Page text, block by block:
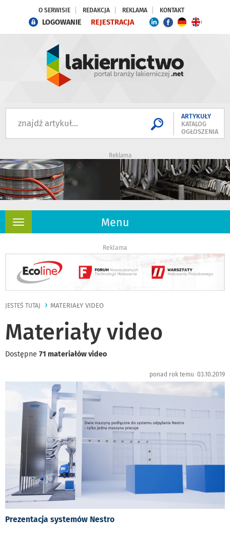
O SERWISIE REDAKCJA REKLAMA KONTAKT
LOGOWANIE REJESTRACJA
ARTYKUŁY
KATALOG
OGŁOSZENIA
Reklama
Menu
Rozwiń
Reklama
JESTEŚ TUTAJ MATERIAŁY VIDEO
Materiały video
Dostępne 71 materiałów video
ponad rok temu 03.10.2019
Prezentacja systemów Nestro